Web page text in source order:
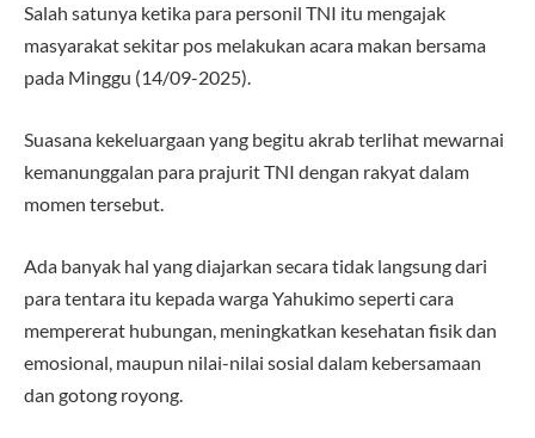
Salah satunya ketika para personil TNI itu mengajak
masyarakat sekitar pos melakukan acara makan bersama
pada Minggu (14/09-2025).
Suasana kekeluargaan yang begitu akrab terlihat mewarnai
kemanunggalan para prajurit TNI dengan rakyat dalam
momen tersebut.
Ada banyak hal yang diajarkan secara tidak langsung dari
para tentara itu kepada warga Yahukimo seperti cara
mempererat hubungan, meningkatkan kesehatan fisik dan
emosional, maupun nilai-nilai sosial dalam kebersamaan
dan gotong royong.